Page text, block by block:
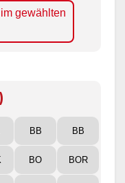
gewählten
BB BB
BO BOR